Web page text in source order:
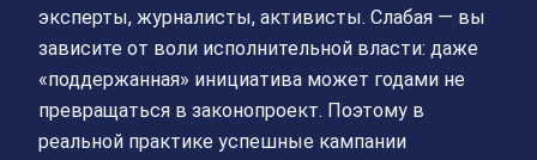
эксперты, журналисты, активисты. Слабая — вы
зависите от воли исполнительной власти: даже
«поддержанная» инициатива может годами не
превращаться в законопроект. Поэтому в
реальной практике успешные кампании